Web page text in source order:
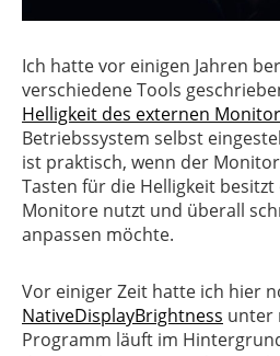
Ich hatte vor einigen Jahren
verschiedene Tools
Helligkeit des externen
Betriebssystem selbst
ist praktisch, wenn der
Tasten für die Helligkeit
Monitore nutzt und überall
anpassen möchte.
Vor einiger Zeit hatte ich hier
NativeDisplayBrightness unter
Programm läuft im